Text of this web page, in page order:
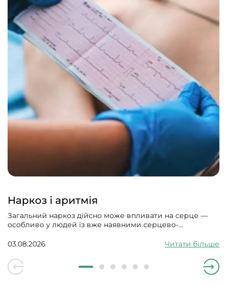
Наркоз і аритмія
Загальний наркоз дійсно може впливати на серце —
особливо у людей із вже наявними серцево-
серцевого ритму, гіпотонію, зменшити силу скорочень
03.08.2026 Читати більше